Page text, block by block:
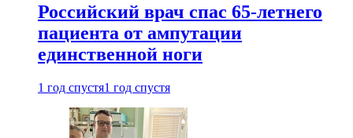
Российский врач спас 65-летнего
пациента от ампутации
единственной ноги
1 год спустя1 год спустя